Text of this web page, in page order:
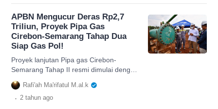
APBN Mengucur Deras Rp2,7
Triliun, Proyek Pipa Gas
Cirebon-Semarang Tahap Dua
Siap Gas Pol!
Proyek lanjutan Pipa gas Cirebon-
Semarang Tahap II resmi dimulai dengan
dana APBN Rp2,7 triliun, simak berita
lengkapnya.
Rafi'ah Ma'rifatul M.al.k
. 2 tahun ago